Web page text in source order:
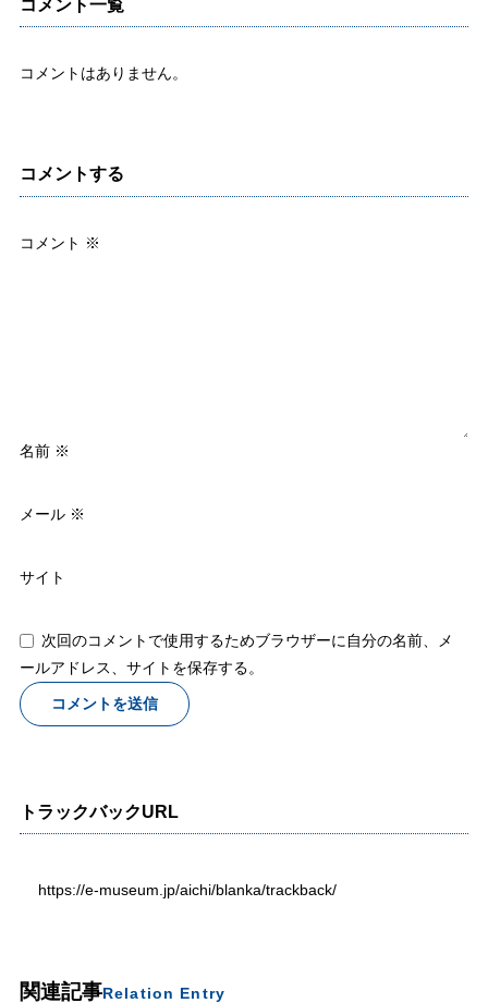
コメント一覧
コメントはありません。
コメントする
コメント ※
名前 ※
メール ※
サイト
次回のコメントで使用するためブラウザーに自分の名前、メ
ールアドレス、サイトを保存する。
トラックバックURL
https://e-museum.jp/aichi/blanka/trackback/
関連記事Relation Entry